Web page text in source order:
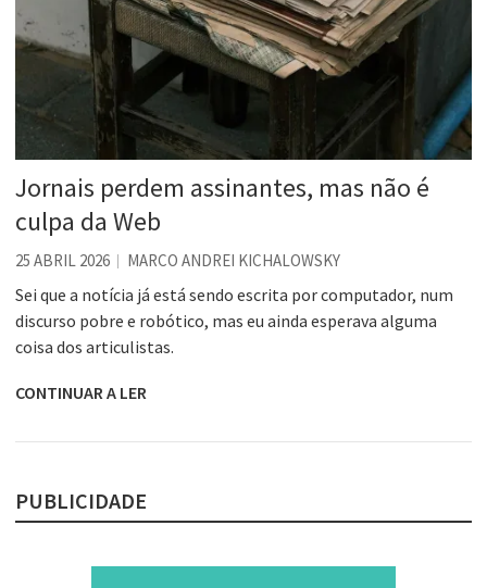
Jornais perdem assinantes, mas não é
culpa da Web
25 ABRIL 2026 MARCO ANDREI KICHALOWSKY
Sei que a notícia já está sendo escrita por computador, num
discurso pobre e robótico, mas eu ainda esperava alguma
coisa dos articulistas.
CONTINUAR A LER
PUBLICIDADE